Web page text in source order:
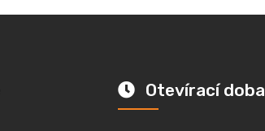
Otevírací doba